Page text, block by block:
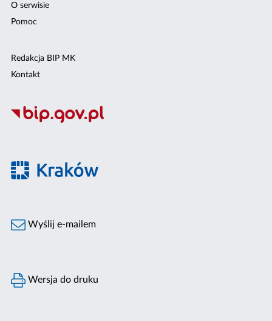
O serwisie
Pomoc
Redakcja BIP MK
Kontakt
Wyślij e-mailem
Wersja do druku